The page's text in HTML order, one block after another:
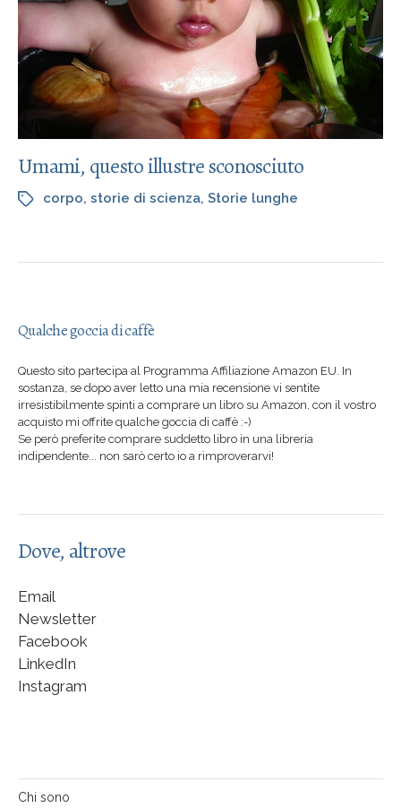
Umami, questo illustre sconosciuto
corpo, storie di scienza, Storie lunghe
Qualche goccia di caffè
Questo sito partecipa al Programma Affiliazione Amazon EU. In
sostanza, se dopo aver letto una mia recensione vi sentite
irresistibilmente spinti a comprare un libro su Amazon, con il vostro
acquisto mi offrite qualche goccia di caffè :-)
Se però preferite comprare suddetto libro in una libreria
indipendente... non sarò certo io a rimproverarvi!
Dove, altrove
Email
Newsletter
Facebook
LinkedIn
Instagram
Chi sono